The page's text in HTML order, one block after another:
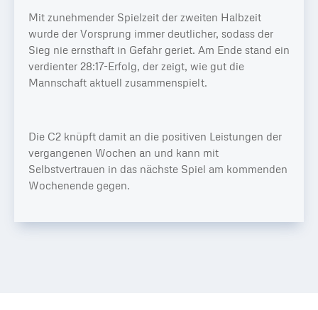
Mit zunehmender Spielzeit der zweiten Halbzeit
wurde der Vorsprung immer deutlicher, sodass der
Sieg nie ernsthaft in Gefahr geriet. Am Ende stand ein
verdienter 28:17-Erfolg, der zeigt, wie gut die
Mannschaft aktuell zusammenspielt.
Die C2 knüpft damit an die positiven Leistungen der
vergangenen Wochen an und kann mit
Selbstvertrauen in das nächste Spiel am kommenden
Wochenende gegen.